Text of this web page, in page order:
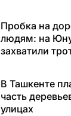
Пробка на
людям: на
захватили
В Ташкенте
часть
улицах